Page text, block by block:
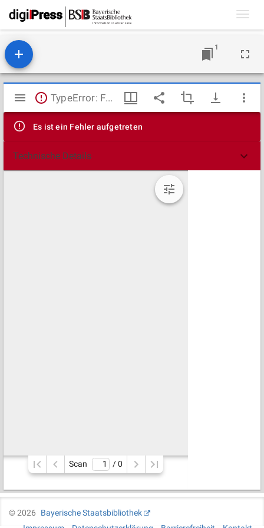
1
Mirador
Viewer
TypeError: Failed to fetch
Es ist ein Fehler aufgetreten
Technische Details
Scan / 0
©2026
Bayerische Staatsbibliothek